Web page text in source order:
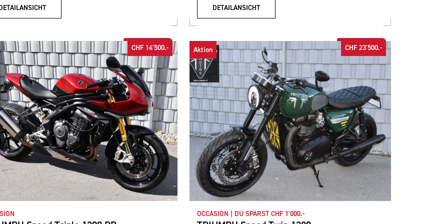
DETAILANSICHT
CHF 14'500.- Aktion
OCCASION | DU SPARST CHF 1'000.-
CHF 23'500.-